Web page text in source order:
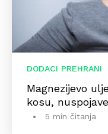
DODACI PREHRANI
Magnezijevo
kosu,
5 min čitanja